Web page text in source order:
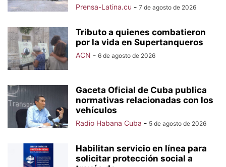
Prensa-Latina.cu - 7 de agosto de 2026
Tributo a quienes combatieron
por la vida en Supertanqueros
ACN - 6 de agosto de 2026
Gaceta Oficial de Cuba publica
normativas relacionadas con los
vehículos
Radio Habana Cuba - 5 de agosto de 2026
Habilitan servicio en línea para
solicitar protección social a